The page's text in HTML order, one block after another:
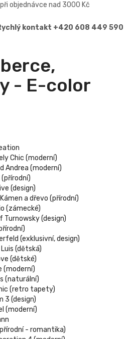
při objednávce nad 3000 Kč
kontakt +420 608 449 590
- E-color
Chic (moderní)
Andrea (moderní)
(design)
a dřevo (přírodní)
(zámecké)
Turnowsky (design)
(exklusivní, design)
Luis (dětská)
(dětské)
(moderní)
(naturální)
(retro tapety)
3 (design)
(moderní)
- romantika)